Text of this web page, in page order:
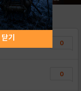
0
0
닫기